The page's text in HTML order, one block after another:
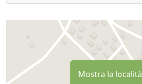
Mostra la località